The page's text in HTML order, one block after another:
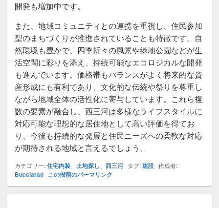
開発も増加中です。
また、地域コミュニティとの連携を重視し、住民参加
型のまちづくりが推進されていることも特徴です。自
然環境も豊かで、四季折々の風景や緑地公園などが生
活空間に彩りを添え、持続可能なエコロジカルな開発
も進んでいます。価格帯もバランスがよく将来的な資
産形成にも有利であり、文化的な伝統や祭りを尊重し
ながら地域全体の活性化に寄与しています。これら複
数の要素が融合し、西三河は多様なライフスタイルに
対応可能な理想的な居住地として高い評価を得てお
り、今後も持続的な発展と住民ニーズへの柔軟な対応
が期待される地域と言えるでしょう。
カテゴリー:住宅内装 土地探し 西三河タグ:建設 作成者:
Bucciarati この投稿のパーマリンク